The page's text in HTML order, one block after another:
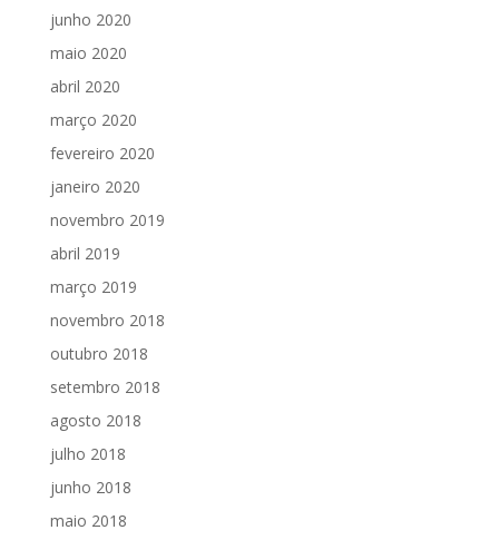
junho 2020
maio 2020
abril 2020
março 2020
fevereiro 2020
janeiro 2020
novembro 2019
abril 2019
março 2019
novembro 2018
outubro 2018
setembro 2018
agosto 2018
julho 2018
junho 2018
maio 2018